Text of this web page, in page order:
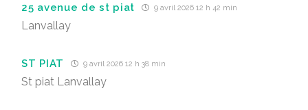
25 avenue de st piat 9 avril 2026 12 h 42 min
Lanvallay
ST PIAT 9 avril 2026 12 h 38 min
St piat Lanvallay